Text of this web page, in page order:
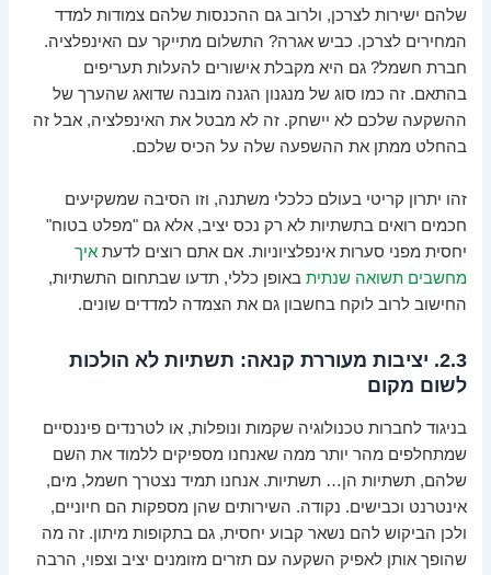
שלהם ישירות לצרכן, ולרוב גם ההכנסות שלהם צמודות למדד
המחירים לצרכן. כביש אגרה? התשלום מתייקר עם האינפלציה.
חברת חשמל? גם היא מקבלת אישורים להעלות תעריפים
בהתאם. זה כמו סוג של מנגנון הגנה מובנה שדואג שהערך של
ההשקעה שלכם לא יישחק. זה לא מבטל את האינפלציה, אבל זה
בהחלט ממתן את ההשפעה שלה על הכיס שלכם.
זהו יתרון קריטי בעולם כלכלי משתנה, וזו הסיבה שמשקיעים
חכמים רואים בתשתיות לא רק נכס יציב, אלא גם "מפלט בטוח"
יחסית מפני סערות אינפלציוניות. אם אתם רוצים לדעתאיך
מחשבים תשואה שנתית באופן כללי, תדעו שבתחום התשתיות,
החישוב לרוב לוקח בחשבון גם את הצמדה למדדים שונים.
2.3. יציבות מעוררת קנאה: תשתיות לא הולכות
לשום מקום
בניגוד לחברות טכנולוגיה שקמות ונופלות, או לטרנדים פיננסיים
שמתחלפים מהר יותר ממה שאנחנו מספיקים ללמוד את השם
שלהם, תשתיות הן… תשתיות. אנחנו תמיד נצטרך חשמל, מים,
אינטרנט וכבישים. נקודה. השירותים שהן מספקות הם חיוניים,
ולכן הביקוש להם נשאר קבוע יחסית, גם בתקופות מיתון. זה מה
שהופך אותן לאפיק השקעה עם תזרים מזומנים יציב וצפוי, הרבה